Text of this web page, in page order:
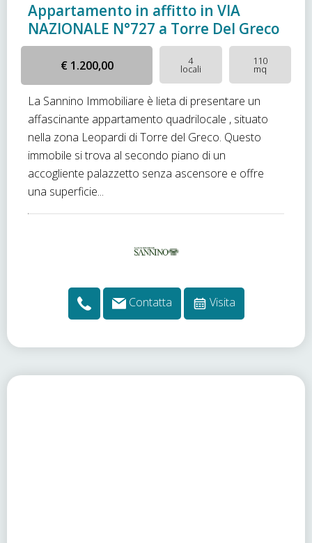
Appartamento in affitto in VIA
NAZIONALE N°727 a Torre Del Greco
€ 1.200,00 4
locali
110
mq
La Sannino Immobiliare è lieta di presentare un
affascinante appartamento quadrilocale , situato
nella zona Leopardi di Torre del Greco. Questo
immobile si trova al secondo piano di un
accogliente palazzetto senza ascensore e offre
una superficie...
Contatta Visita